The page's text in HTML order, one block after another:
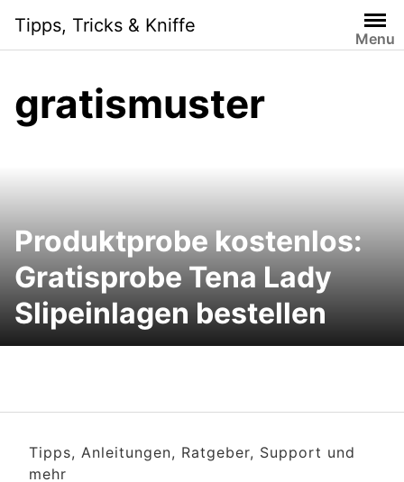
content
Tipps, Tricks & Kniffe
Menu
gratismuster
Produktprobe kostenlos:
Gratisprobe Tena Lady
Slipeinlagen bestellen
Tipps, Anleitungen, Ratgeber, Support und
mehr